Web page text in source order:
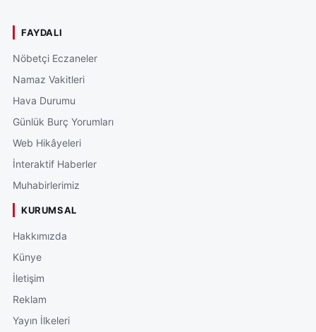
FAYDALI
Nöbetçi Eczaneler
Namaz Vakitleri
Hava Durumu
Günlük Burç Yorumları
Web Hikâyeleri
İnteraktif Haberler
Muhabirlerimiz
KURUMSAL
Hakkımızda
Künye
İletişim
Reklam
Yayın İlkeleri